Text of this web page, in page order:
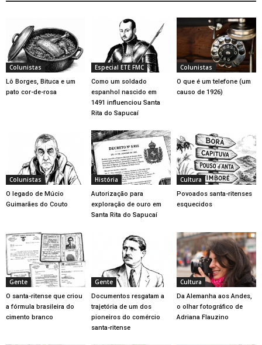
Colunistas
Lô Borges, Bituca e um
pato cor-de-rosa
Especial ETE FMC
Como um soldado
espanhol nascido em
1491 influenciou Santa
Rita do Sapucaí
Colunistas
O que é um telefone (um
causo de 1926)
Colunistas
O legado de Múcio
Guimarães do Couto
História
Autorização para
exploração de ouro em
Santa Rita do Sapucaí
Cultura
Povoados santa-ritenses
esquecidos
Gente
O santa-ritense que criou
a fórmula brasileira do
cimento branco
Gente
Documentos resgatam a
trajetória de um dos
pioneiros do comércio
santa-ritense
Cultura
Da Alemanha aos Andes,
o olhar fotográfico de
Adriana Flauzino